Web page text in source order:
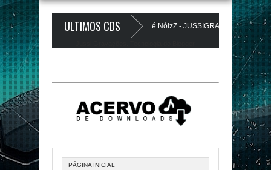
ULTIMOS CDS
- AGOSTO 2026 - O ZeRo Um é NóIzZ - JUSSIGRAVACOES.com
- JUSSIGRAVACOES.com BEATS PAREDÃO 16.0 -
PÁGINA INICIAL